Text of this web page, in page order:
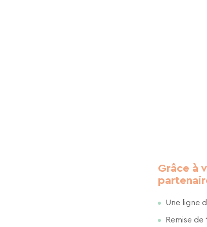
Grâce à
Une ligne
Remise de
En renseignant votre adresse email
pouvez vous désinscrire à tout
à contact-RGPD@vtf-vacances.com.